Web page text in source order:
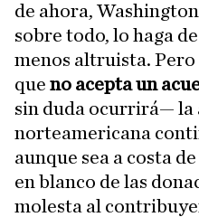
de ahora,
sobre todo, lo haga
menos altruista. Pero
que no acepta un
sin duda ocurrirá—
norteamericana
aunque sea a costa
en blanco de las
molesta al